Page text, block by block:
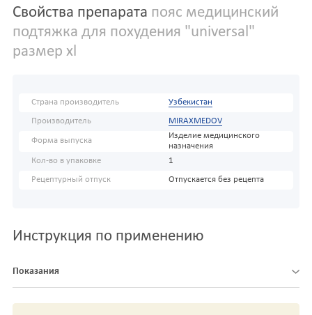
Свойства препарата пояс медицинский
подтяжка для похудения "universal"
размер xl
Страна производитель Узбекистан
Производитель MIRAXMEDOV
Форма выпуска
Изделие медицинского
назначения
Кол-во в упаковке
1
Рецептурный отпуск Отпускается без рецепта
Инструкция по применению
Показания